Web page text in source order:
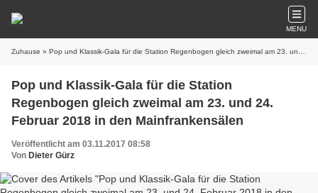
MENU
Zuhause » Pop und Klassik-Gala für die Station Regenbogen gleich zweimal am 23. und 24. Februar 2018 in den Mainfrankensälen
Pop und Klassik-Gala für die Station
Regenbogen gleich zweimal am 23. und 24.
Februar 2018 in den Mainfrankensälen
Veröffentlicht am 03.11.2017 08:58
Von Dieter Gürz